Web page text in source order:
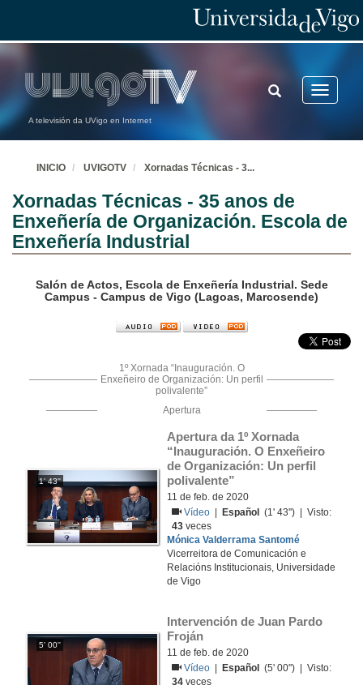
A televisión da UVigo en Internet
Toggle
TOGGLE
SEARCH
INICIO UVIGOTV Xornadas Técnicas - 3...
Xornadas Técnicas - 35 anos de
Enxeñería de Organización. Escola de
Enxeñería Industrial
Salón de Actos, Escola de Enxeñería Industrial. Sede
Campus - Campus de Vigo (Lagoas, Marcosende)
1º Xornada “Inauguración. O
Enxeñeiro de Organización: Un perfil
polivalente”
Apertura
1' 43''
Apertura da 1º Xornada
“Inauguración. O Enxeñeiro
de Organización: Un perfil
polivalente”
11 de feb. de 2020
Vídeo
Español
(1' 43'') | Visto:
43 veces
Mónica Valderrama Santomé
Vicerreitora de Comunicación e
Relacións Institucionais, Universidade
de Vigo
5' 00''
Intervención de Juan Pardo
Froján
11 de feb. de 2020
Vídeo
Español
(5' 00'') | Visto:
34 veces